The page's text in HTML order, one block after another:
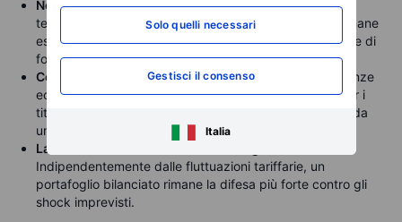
Solo quelli necessari
Gestisci il consenso
Italia
Non inseguire il rally alla cieca.Un sollievo a breve
termine è benvenuto, ma l'investimento disciplinato rimane
essenziale, soprattutto quando persistono le incertezze di
fondo.
Cerca opportunità in mezzo alla volatilità.
Le turbolenze
economiche spesso creano opportunità di acquisto per i
titoli di qualità, temporaneamente trascinati al ribasso da
una maggiore incertezza.
La diversificazione rimane la tua migliore amica.
Indipendentemente dalle fluttuazioni tariffarie, un
portafoglio bilanciato rimane la difesa più forte contro gli
shock imprevisti.